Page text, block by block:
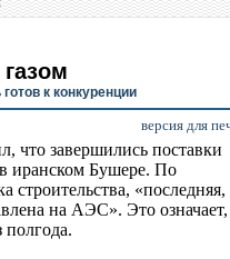
к конкуренции
версия для
что завершились поставки
иранском Бушере. По
«последняя,
на АЭС». Это означает,
полгода.